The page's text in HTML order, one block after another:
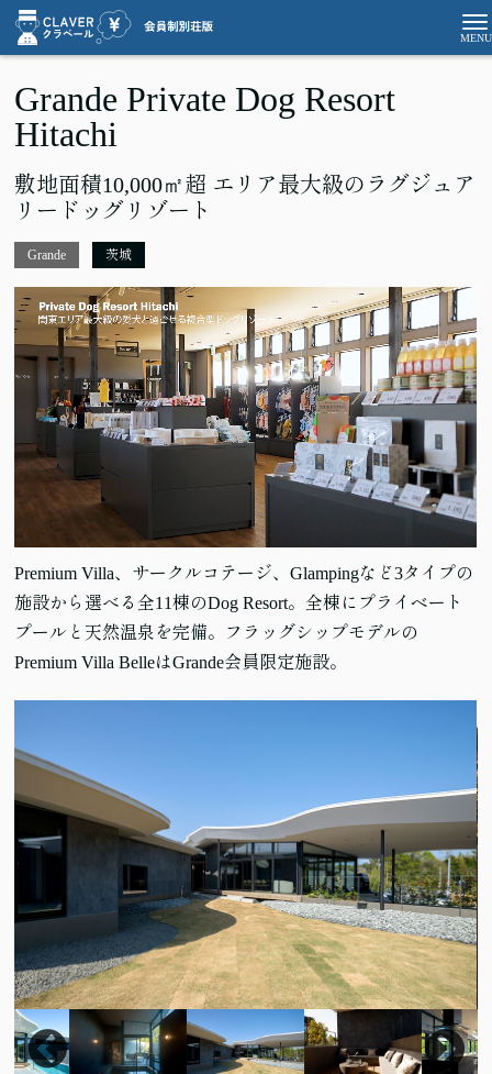
Grande Private Dog Resort
Hitachi
敷地面積10,000㎡超 エリア最大級のラグジュア
リードッグリゾート
Grande 茨城
Premium Villa、サークルコテージ、Glampingなど3タイプの
施設から選べる全11棟のDog Resort。全棟にプライベート
プールと天然温泉を完備。フラッグシップモデルの
Premium Villa BelleはGrande会員限定施設。